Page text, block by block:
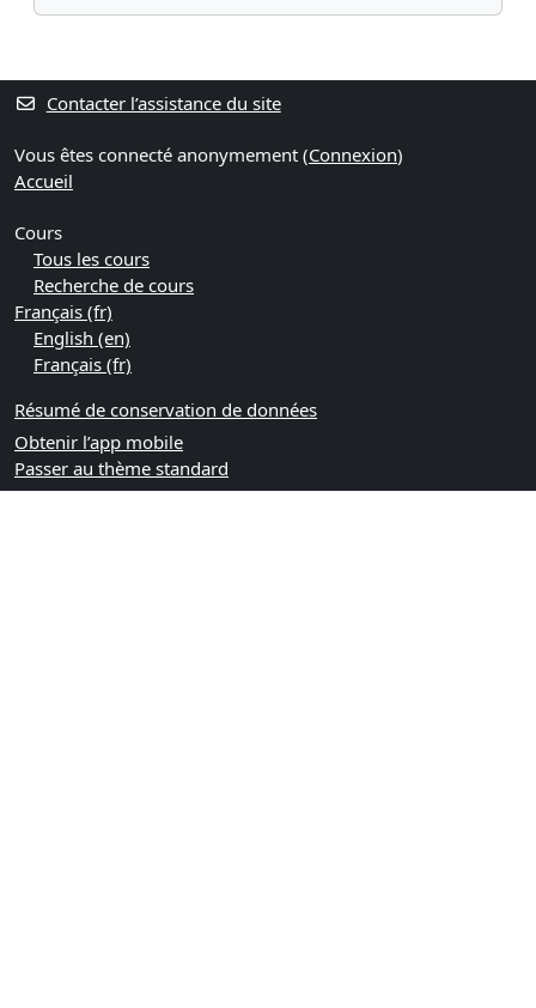
Contacter l’assistance du site
Vous êtes connecté anonymement (Connexion)
Accueil
Cours
Tous les cours
Recherche de cours
Français ‎(fr)‎
English ‎(en)‎
Français ‎(fr)‎
Résumé de conservation de données
Obtenir l’app mobile
Passer au thème standard